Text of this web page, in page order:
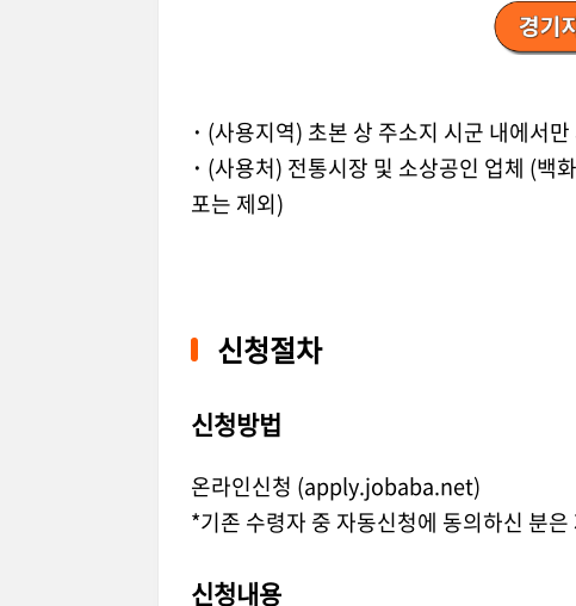
· (사용지역) 초본 상 주소지 시군 내에서만
· (사용처) 전통시장 및 소상공인 업체 (백
포는 제외)
신청절차
신청방법
온라인신청 (apply.jobaba.net)
*기존 수령자 중 자동신청에 동의하신 분
신청내용